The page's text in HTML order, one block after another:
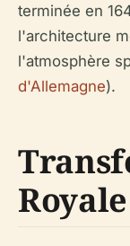
terminée en
l'architecture
l'atmosphère
d'Allemagne).
Royale